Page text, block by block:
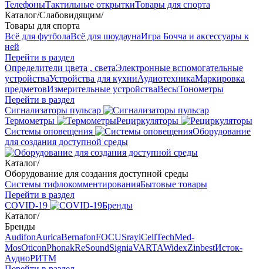
ТелефоныТактильные открыткиТовары для спорта
Каталог/Слабовидящим/
Товары для спорта
Всё для футболаВсё для шоудаунаИгра Бочча и аксессуары к
ней
Перейти в раздел
Определители цвета , светаЭлектронные вспомогательные
устройстваУстройства для кухниАудиотехникаМаркировка
предметовИзмерительные устройстваВесыТонометры
Перейти в раздел
Сигнализаторы пульсар
Термометры
Рециркуляторы
Cистемы оповещения
Оборудование
для создания доступной среды
Каталог/
Оборудование для создания доступной среды
Системы тифлокомментированияБытовые товары
Перейти в раздел
COVID-19
Бренды
Каталог/
Бренды
AudifonAuricaBernafonFOCUSrayiCellTechMed-
MosOticonPhonakReSoundSigniaVARTAWidexZinbestИсток-
АудиоРИТМ